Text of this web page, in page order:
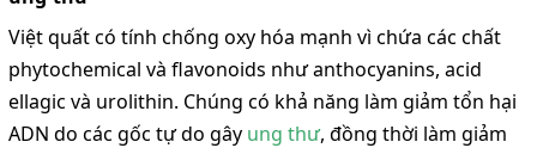
Việt quất có tính chống oxy hóa mạnh vì chứa các chất
phytochemical và flavonoids như anthocyanins, acid
ellagic và urolithin. Chúng có khả năng làm giảm tổn hại
ADN do các gốc tự do gây ung thư, đồng thời làm giảm